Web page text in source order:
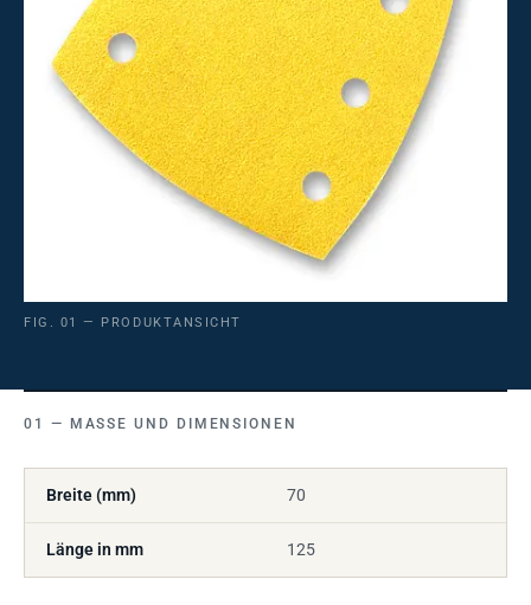
FIG. 01 — PRODUKTANSICHT
MASSE UND DIMENSIONEN
Breite (mm) 70
Länge in mm 125